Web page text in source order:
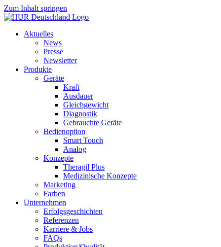
Zum Inhalt springen
Aktuelles
News
Presse
Newsletter
Produkte
Geräte
Kraft
Ausdauer
Gleichgewicht
Diagnostik
Gebrauchte Geräte
Bedienoption
Smart Touch
Analog
Konzepte
Theragil Plus
Medizinische Konzepte
Marketing
Farben
Unternehmen
Erfolgsgeschichten
Referenzen
Karriere & Jobs
FAQs